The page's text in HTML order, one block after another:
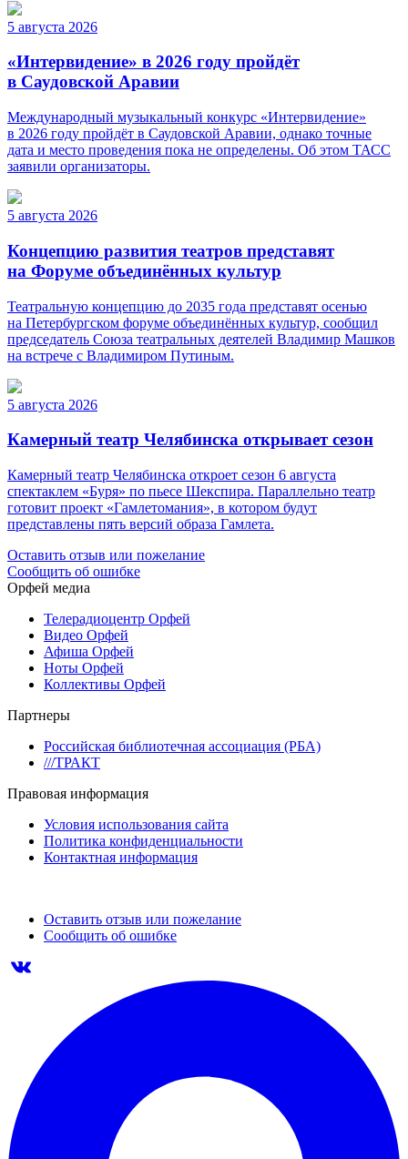
5 августа 2026
«Интервидение» в 2026 году пройдёт
в Саудовской Аравии
Международный музыкальный конкурс «Интервидение»
в 2026 году пройдёт в Саудовской Аравии, однако точные
дата и место проведения пока не определены. Об этом ТАСС
заявили организаторы.
5 августа 2026
Концепцию развития театров представят
на Форуме объединённых культур
Театральную концепцию до 2035 года представят осенью
на Петербургском форуме объединённых культур, сообщил
председатель Союза театральных деятелей Владимир Машков
на встрече с Владимиром Путиным.
5 августа 2026
Камерный театр Челябинска открывает сезон
Камерный театр Челябинска откроет сезон 6 августа
спектаклем «Буря» по пьесе Шекспира. Параллельно театр
готовит проект «Гамлетомания», в котором будут
представлены пять версий образа Гамлета.
Оставить отзыв или пожелание
Сообщить об ошибке
Орфей медиа
Телерадиоцентр Орфей
Видео Орфей
Афиша Орфей
Ноты Орфей
Коллективы Орфей
Партнеры
Российская библиотечная ассоциация (РБА)
///ТРАКТ
Правовая информация
Условия использования сайта
Политика конфиденциальности
Контактная информация
Оставить отзыв или пожелание
Сообщить об ошибке